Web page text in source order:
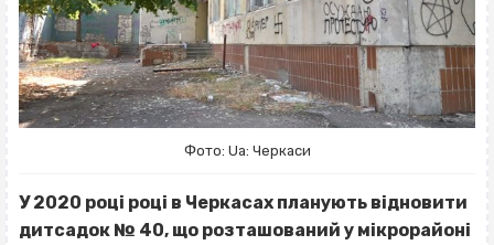
Фото: Ua: Черкаси
У 2020 році році в Черкасах планують відновити
дитсадок № 40, що розташований у мікрорайоні